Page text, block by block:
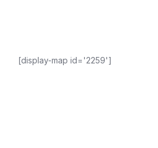
[display-map id='2259']